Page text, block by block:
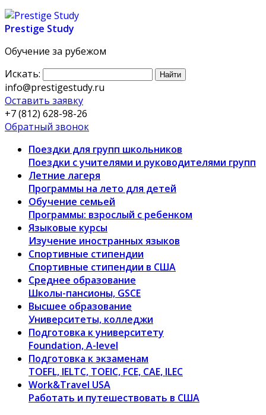
Prestige Study
Обучение за рубежом
Искать:
info@prestigestudy.ru
Оставить заявку
+7 (812) 628-98-26
Обратный звонок
Поездки для групп школьников
Поездки с учителями и руководителями групп
Летние лагеря
Программы на лето для детей
Обучение семьей
Программы: взрослый с ребенком
Языковые курсы
Изучение иностранных языков
Спортивные стипендии
Спортивные стипендии в США
Среднее образование
Школы-пансионы, GSCE
Высшее образование
Университеты, колледжи
Подготовка к университету
Foundation, A-level
Подготовка к экзаменам
TOEFL, IELTC, TOEIC, FCE, CAE, ILEC
Work&Travel USA
Работать и путешествовать в США